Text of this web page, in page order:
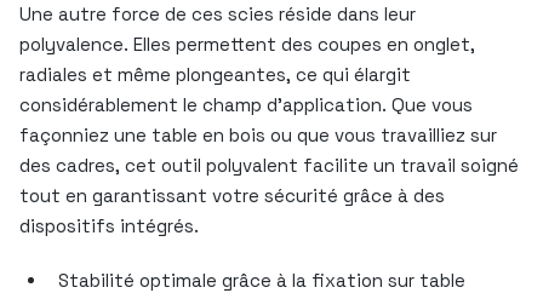
Une autre force de ces scies réside dans leur
polyvalence. Elles permettent des coupes en onglet,
radiales et même plongeantes, ce qui élargit
considérablement le champ d’application. Que vous
façonniez une table en bois ou que vous travailliez sur
des cadres, cet outil polyvalent facilite un travail soigné
tout en garantissant votre sécurité grâce à des
dispositifs intégrés.
Stabilité optimale grâce à la fixation sur table